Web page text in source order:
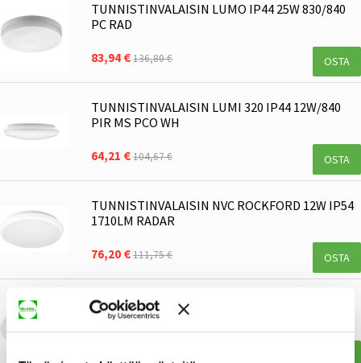
TUNNISTINVALAISIN LUMO IP44 25W 830/840
PC RAD
83,94 €136,80 € OSTA
TUNNISTINVALAISIN LUMI 320 IP44 12W/840
PIR MS PCO WH
64,21 €104,67 € OSTA
TUNNISTINVALAISIN NVC ROCKFORD 12W IP54
1710LM RADAR
76,20 €111,75 € OSTA
TUNNISTINVALAISIN LUMI DUO 250 IP44 9W
830/840 RA PCO WH